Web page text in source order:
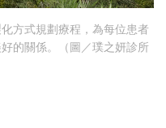
方式規劃療程，為每位患者
的關係。（圖／璞之妍診所